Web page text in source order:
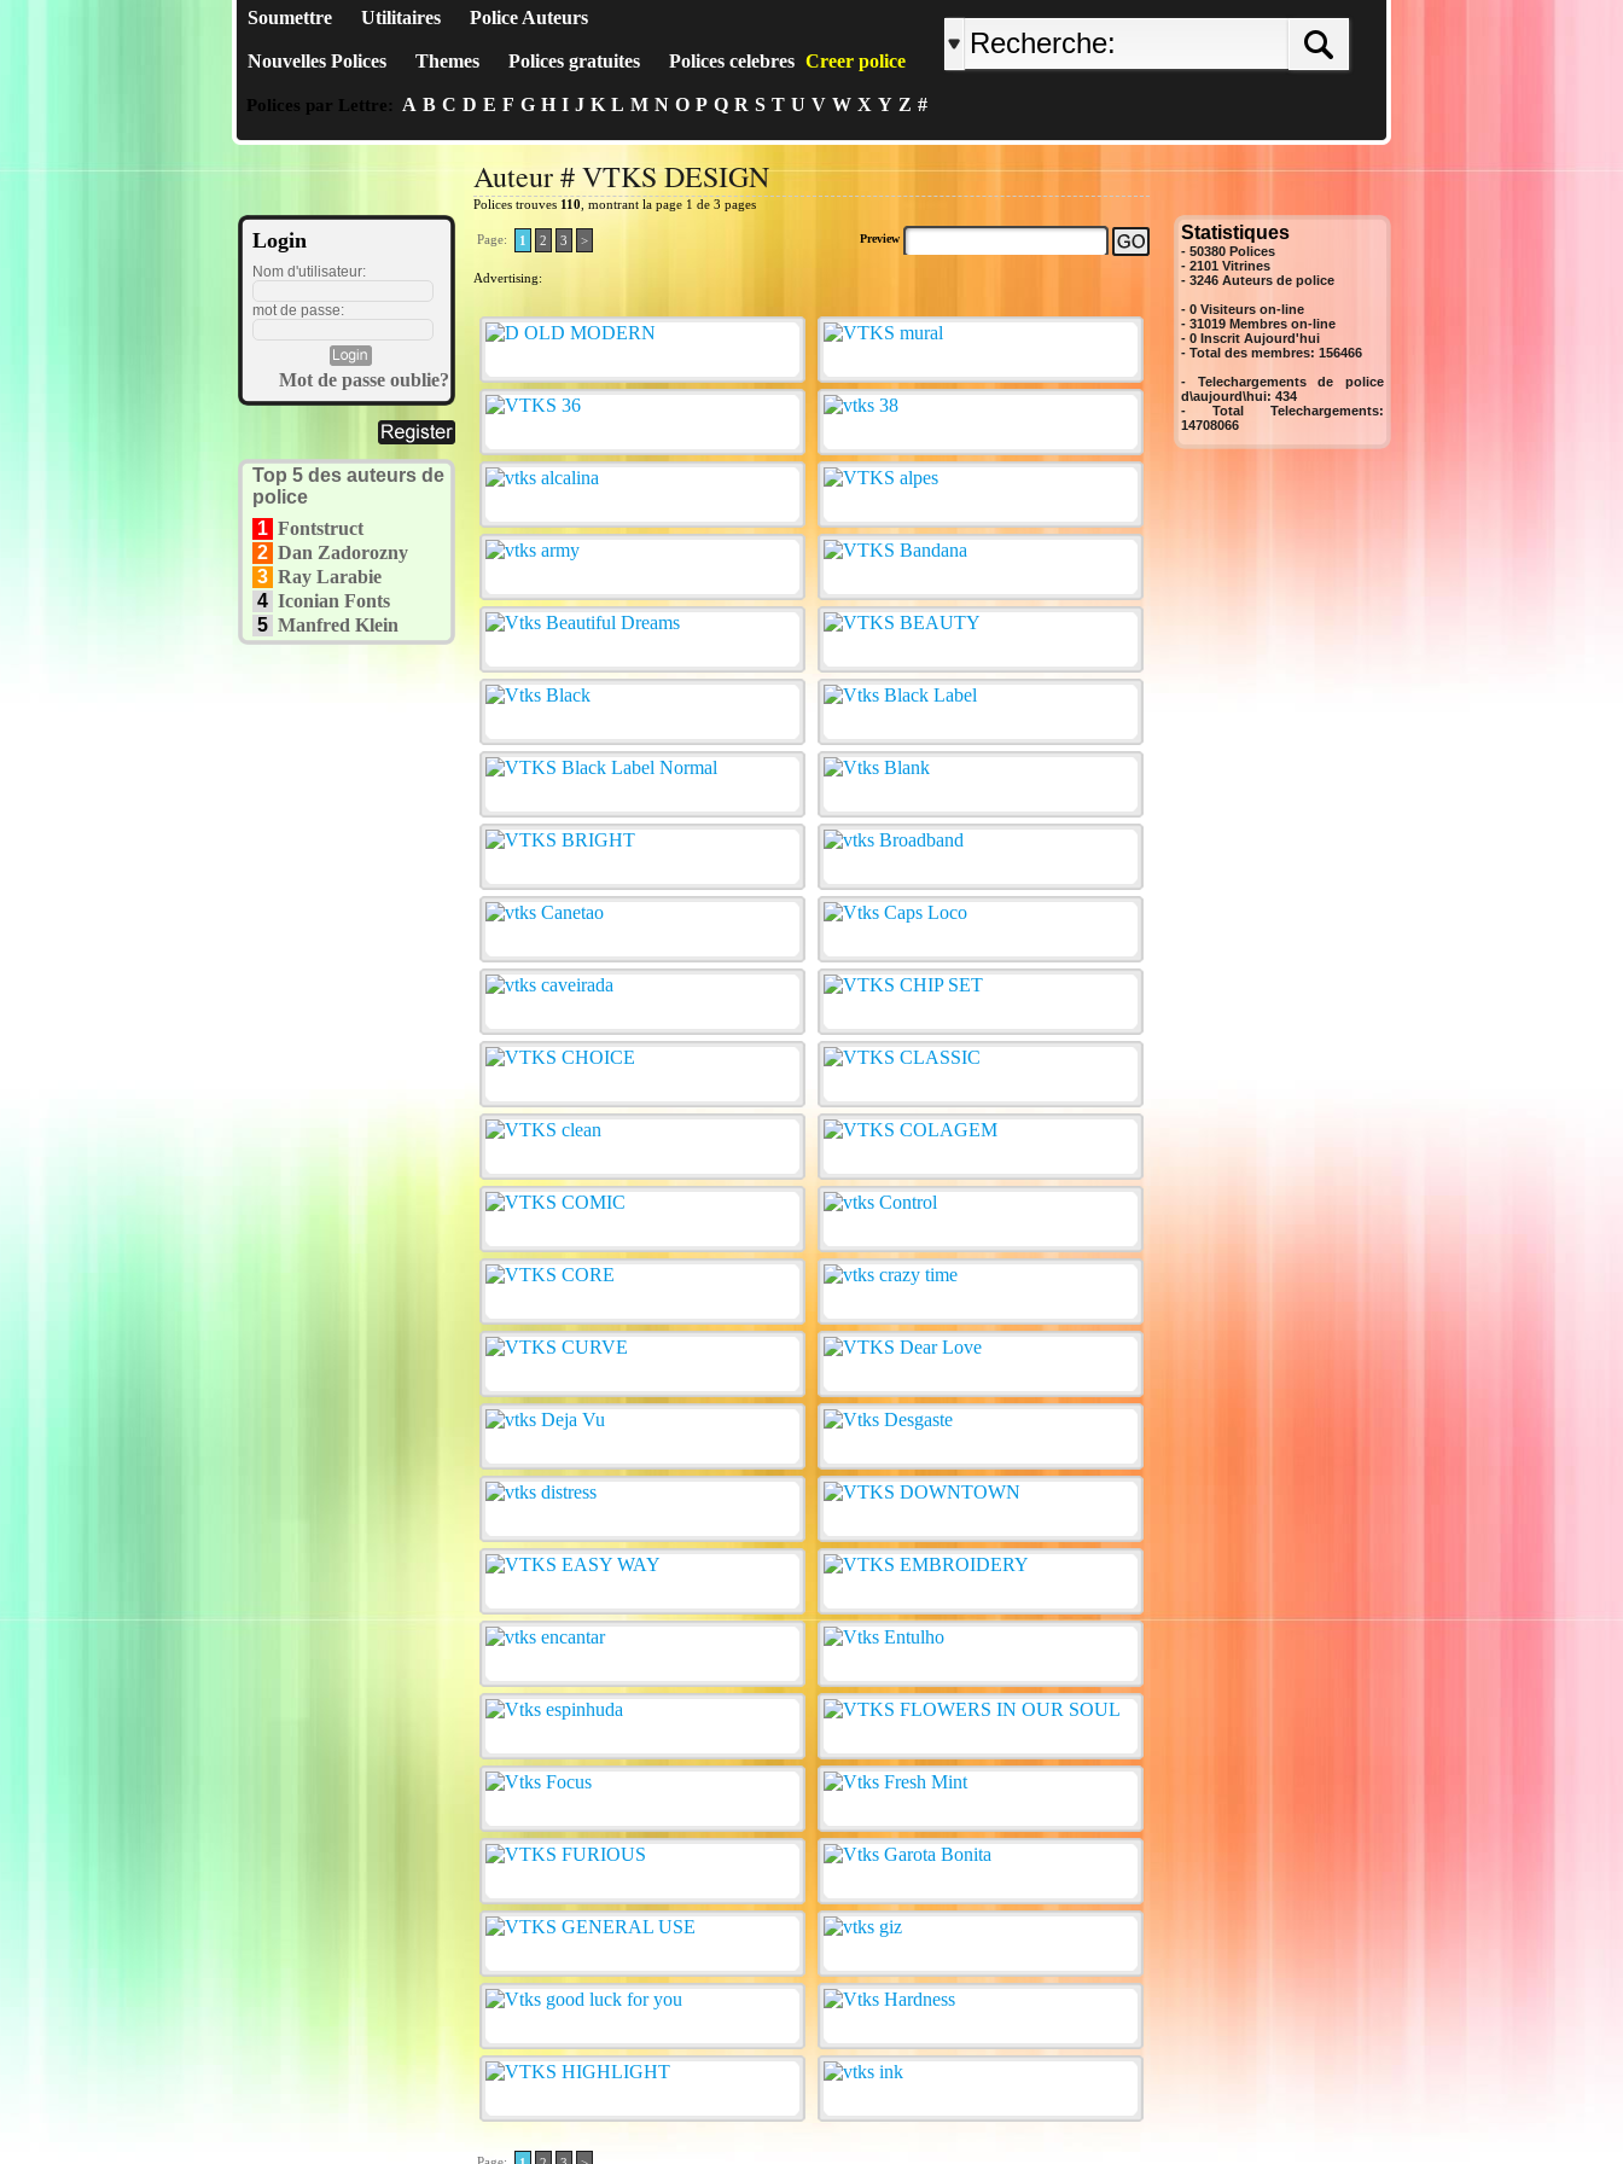
Soumettre Utilitaires Police Auteurs
Nouvelles Polices Themes Polices gratuites Polices celebres Creer police
Polices par Lettre: A B C D E F G H I J K L M N O P Q R S T U V W X Y Z #
Login
Nom d'utilisateur:
mot de passe:
Mot de passe oublie?
Top 5 des auteurs de
police
1 Fontstruct
2 Dan Zadorozny
3 Ray Larabie
4 Iconian Fonts
5 Manfred Klein
Auteur # VTKS DESIGN
Polices trouves 110 , montrant la page 1 de 3 pages
Page: 1 2 3 > Preview
Advertising:
Statistiques
- 50380 Polices
- 2101 Vitrines
- 3246 Auteurs de police
- 0 Visiteurs on-line
- 31019 Membres on-line
- 0 Inscrit Aujourd'hui
- Total des membres: 156466
- Telechargements de police
d\aujourd\hui: 434
- Total Telechargements:
14708066